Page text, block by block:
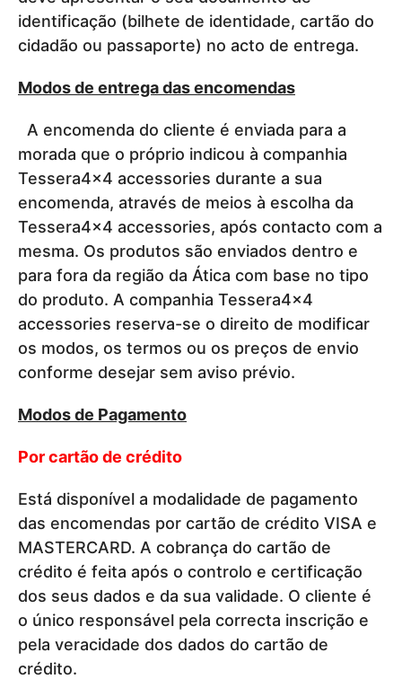
identificação (bilhete de identidade, cartão do
cidadão ou passaporte) no acto de entrega.
Modos de entrega das encomendas
A encomenda do cliente é enviada para a
morada que o próprio indicou à companhia
Tessera4x4 accessories durante a sua
encomenda, através de meios à escolha da
Tessera4x4 accessories, após contacto com a
mesma. Os produtos são enviados dentro e
para fora da região da Ática com base no tipo
do produto. A companhia Tessera4x4
accessories reserva-se o direito de modificar
os modos, os termos ou os preços de envio
conforme desejar sem aviso prévio.
Modos de Pagamento
Por cartão de crédito
Está disponível a modalidade de pagamento
das encomendas por cartão de crédito VISA e
MASTERCARD. A cobrança do cartão de
crédito é feita após o controlo e certificação
dos seus dados e da sua validade. O cliente é
o único responsável pela correcta inscrição e
pela veracidade dos dados do cartão de
crédito.